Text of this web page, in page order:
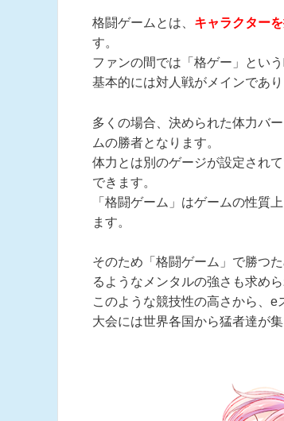
格闘ゲームとは、 キャラクター
す。
ファンの間では「格ゲー」とい
基本的には対人戦がメインであ
多くの場合、決められた体力バ
ムの勝者となります。
体力とは別のゲージが設定され
できます。
「格闘ゲーム」はゲームの性質
ます。
そのため「格闘ゲーム」で勝つ
るようなメンタルの強さも求めら
このような競技性の高さから、e
大会には世界各国から猛者達が